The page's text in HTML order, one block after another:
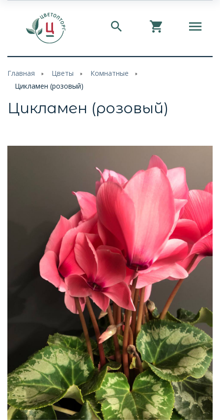
Главная Цветы
Комнатные
Цикламен (розовый)
Цикламен (розовый)